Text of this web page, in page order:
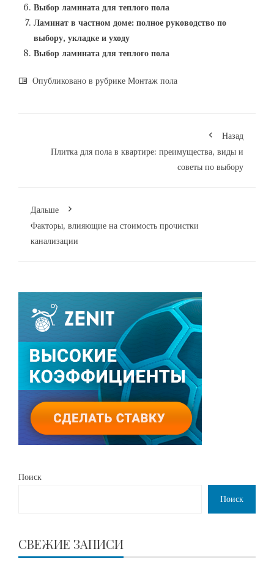
Выбор ламината для теплого пола
Ламинат в частном доме: полное руководство по
выбору, укладке и уходу
Выбор ламината для теплого пола
Опубликовано в рубрике Монтаж пола
Назад
Плитка для пола в квартире: преимущества, виды и
советы по выбору
Дальше
Факторы, влияющие на стоимость прочистки
канализации
Поиск
Поиск
СВЕЖИЕ ЗАПИСИ